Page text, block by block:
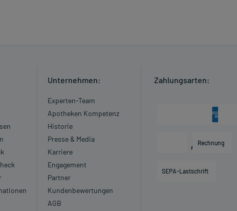
Unternehmen:
Experten-Team
Apotheken Kompetenz
Historie
Presse & Media
Karriere
Engagement
Partner
Kundenbewertungen
AGB
Zahlungsarten:
Rechnung
SEPA-Lastschrift